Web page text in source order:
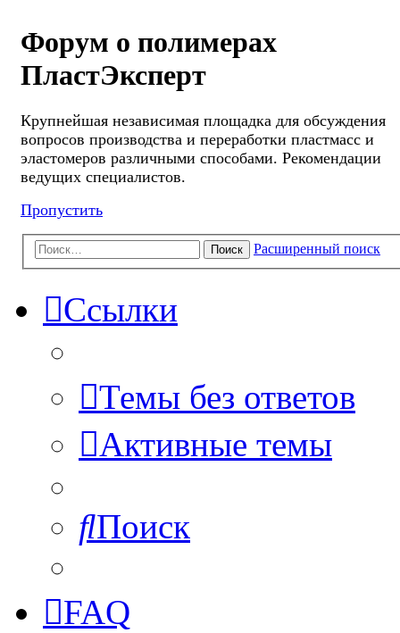
Форум о полимерах
ПластЭксперт
Крупнейшая независимая площадка для обсуждения
вопросов производства и переработки пластмасс и
эластомеров различными способами. Рекомендации
ведущих специалистов.
Пропустить
Поиск Расширенный поиск
Ссылки
Темы без ответов
Активные темы
Поиск
FAQ